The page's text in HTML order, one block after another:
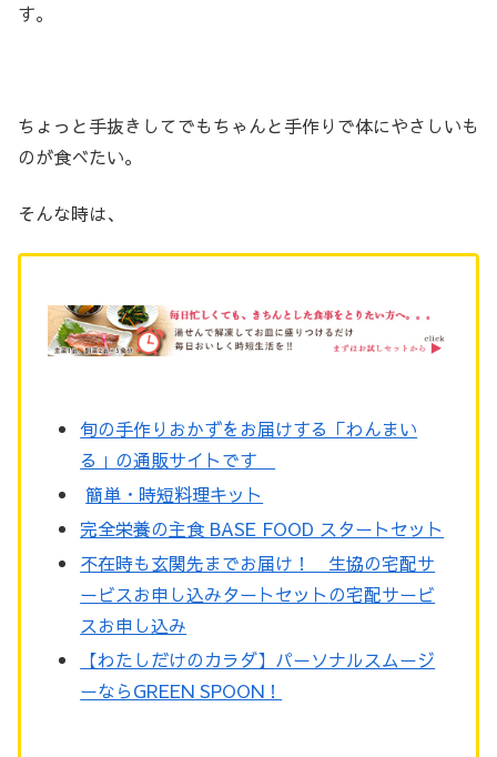
す。
ちょっと手抜きしてでもちゃんと手作りで体にやさしいも
のが食べたい。
そんな時は、
旬の手作りおかずをお届けする「わんまい
る」の通販サイトです
簡単・時短料理キット
完全栄養の主食 BASE FOOD スタートセット
不在時も玄関先までお届け！ 生協の宅配サ
ービスお申し込みタートセットの宅配サービ
スお申し込み
【わたしだけのカラダ】パーソナルスムージ
ーならGREEN SPOON！